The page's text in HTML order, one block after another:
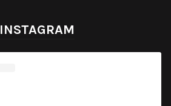
INSTAGRAM